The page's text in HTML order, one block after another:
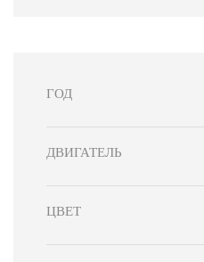
ГОД
ДВИГАТЕЛЬ
ЦВЕТ